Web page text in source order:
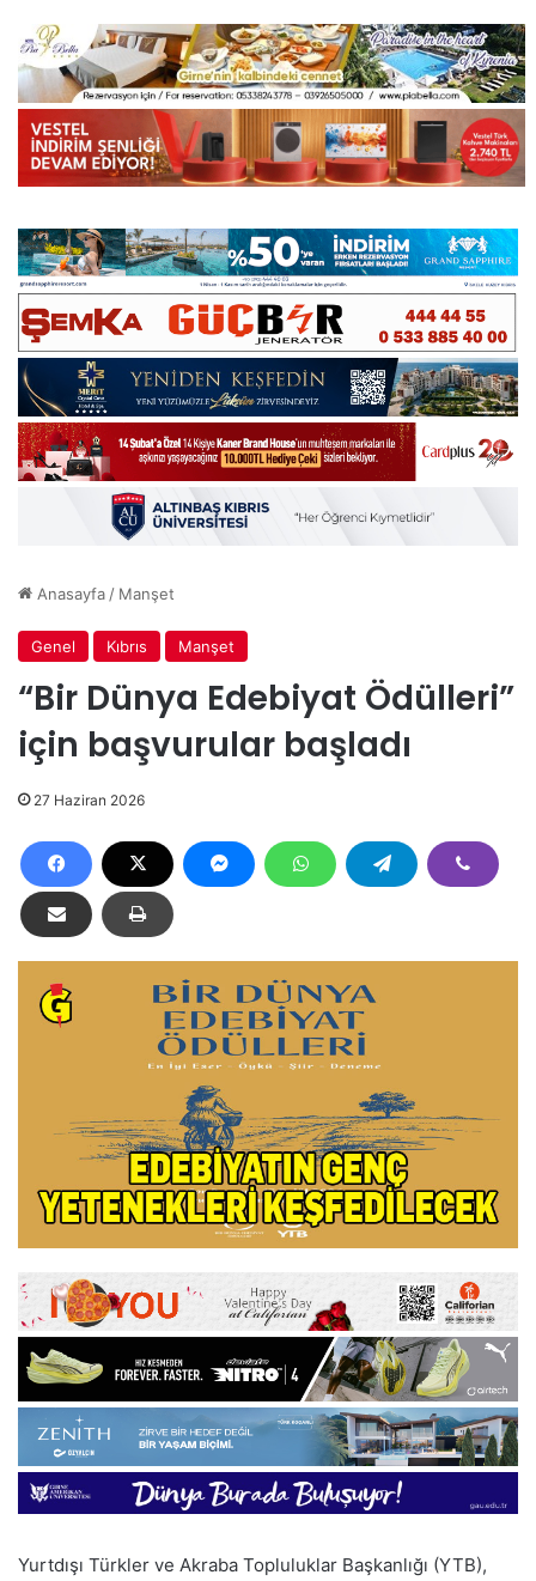
Anasayfa / Manşet
Genel Kıbrıs Manşet
“Bir Dünya Edebiyat Ödülleri”
için başvurular başladı
27 Haziran 2026
Yurtdışı Türkler ve Akraba Topluluklar Başkanlığı (YTB),